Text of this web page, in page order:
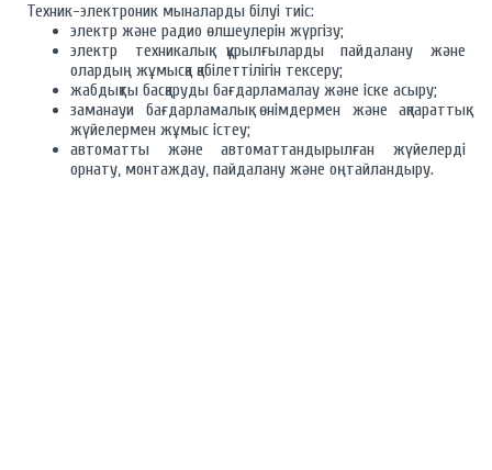
Техник-электроник мыналарды білуі тиіс:
электр және радио өлшеулерін жүргізу;
электр техникалық құрылғыларды пайдалану және
олардың жұмысқа қабілеттілігін тексеру;
жабдықты басқаруды бағдарламалау және іске асыру;
заманауи бағдарламалық өнімдермен және ақпараттық
жүйелермен жұмыс істеу;
автоматты және автоматтандырылған жүйелерді
орнату, монтаждау, пайдалану және оңтайландыру.